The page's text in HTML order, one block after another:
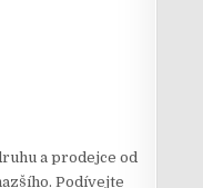
a prodejce od
Podívejte